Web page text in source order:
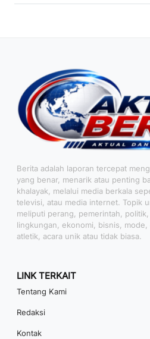
Berita adalah laporan tercepat
yang benar, menarik atau penting
khalayak, melalui media berkala
televisi, atau media internet. Topik
meliputi perang, pemerintah,
lingkungan, ekonomi, bisnis,
atletik, acara unik atau tidak biasa.
LINK TERKAIT
Tentang Kami
Redaksi
Kontak